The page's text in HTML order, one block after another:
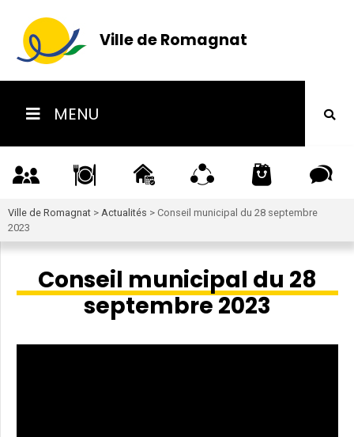
Ville de Romagnat
MENU
Ville de Romagnat > Actualités > Conseil municipal du 28 septembre
2023
Conseil municipal du 28
septembre 2023